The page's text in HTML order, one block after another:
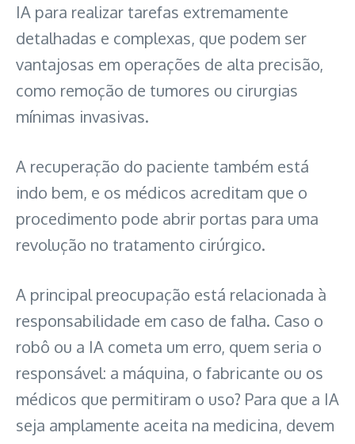
IA para realizar tarefas extremamente
detalhadas e complexas, que podem ser
vantajosas em operações de alta precisão,
como remoção de tumores ou cirurgias
mínimas invasivas.
A recuperação do paciente também está
indo bem, e os médicos acreditam que o
procedimento pode abrir portas para uma
revolução no tratamento cirúrgico.
A principal preocupação está relacionada à
responsabilidade em caso de falha. Caso o
robô ou a IA cometa um erro, quem seria o
responsável: a máquina, o fabricante ou os
médicos que permitiram o uso? Para que a IA
seja amplamente aceita na medicina, devem